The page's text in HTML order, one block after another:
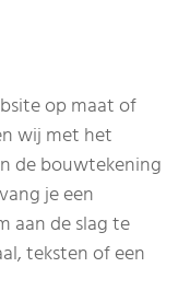
op maat of
wij met het
de bouwtekening
je een
aan de slag te
teksten of een